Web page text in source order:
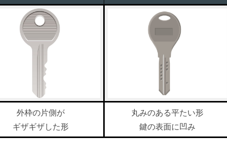
外枠の片側が
ギザギザした形
丸みのある平たい形
鍵の表面に凹み